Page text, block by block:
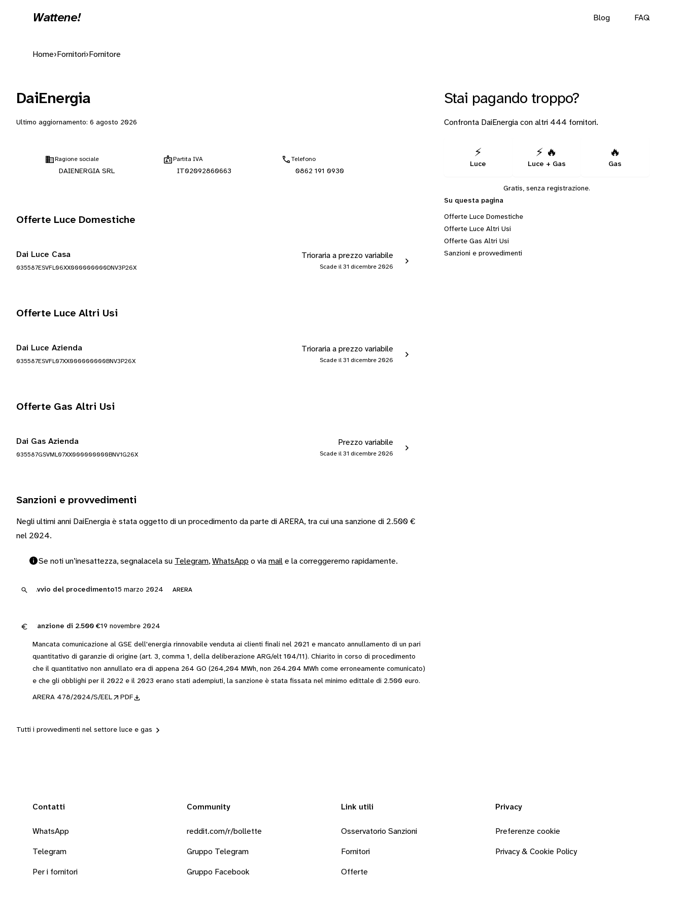
Wattene! Blog FAQ
Home› Fornitori› Fornitore
DaiEnergia
Ultimo aggiornamento: 6 agosto 2026
Ragione sociale
DAIENERGIA SRL
Partita IVA
IT02092860663
Telefono
0862 191 0930
Offerte Luce Domestiche
Dai Luce Casa
035587ESVFL06XX000000000DNV3P26X
Trioraria a prezzo variabile
Scade il 31 dicembre 2026
Offerte Luce Altri Usi
Dai Luce Azienda
035587ESVFL07XX000000000BNV3P26X
Trioraria a prezzo variabile
Scade il 31 dicembre 2026
Offerte Gas Altri Usi
Dai Gas Azienda
035587GSVML07XX000000000BNV1G26X
Prezzo variabile
Scade il 31 dicembre 2026
Sanzioni e provvedimenti
Negli ultimi anni DaiEnergia è stata oggetto di un procedimento da parte di ARERA, tra cui una sanzione di 2.500 €
nel 2024.
Se noti un’inesattezza, segnalacela su Telegram, WhatsApp o via mail e la correggeremo rapidamente.
Avvio del procedimento15 marzo 2024 ARERA
Sanzione di 2.500 €19 novembre 2024
Mancata comunicazione al GSE dell'energia rinnovabile venduta ai clienti finali nel 2021 e mancato annullamento di un pari
quantitativo di garanzie di origine (art. 3, comma 1, della deliberazione ARG/elt 104/11). Chiarito in corso di procedimento
che il quantitativo non annullato era di appena 264 GO (264,204 MWh, non 264.204 MWh come erroneamente comunicato)
e che gli obblighi per il 2022 e il 2023 erano stati adempiuti, la sanzione è stata fissata nel minimo edittale di 2.500 euro.
ARERA 478/2024/S/EEL PDF
Tutti i provvedimenti nel settore luce e gas
Stai pagando troppo?
Confronta DaiEnergia con altri 444 fornitori.
⚡
Luce
⚡ 🔥
Luce + Gas
🔥
Gas
Gratis, senza registrazione.
Su questa pagina
Offerte Luce Domestiche
Offerte Luce Altri Usi
Offerte Gas Altri Usi
Sanzioni e provvedimenti
Contatti
WhatsApp
Telegram
Per i fornitori
Community
reddit.com/r/bollette
Gruppo Telegram
Gruppo Facebook
Link utili
Osservatorio Sanzioni
Fornitori
Offerte
Privacy
Preferenze cookie
Privacy & Cookie Policy